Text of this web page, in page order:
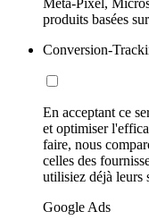
Meta-Pixel,
produits basées
Conversion-
En acceptant ce
et optimiser
faire, nous
celles des
utilisiez déjà leurs
Google Ads